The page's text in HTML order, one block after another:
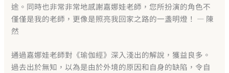
途。同時也非常非常地感謝嘉娜娃老師，您所扮演的角色不
僅僅是我的老師，更像是照亮我回家之路的一盞明燈！ — 陳
然
通過嘉娜娃老師對《瑜伽經》深入淺出的解說，獲益良多。
過去出於無知，以為是由於外境的原因和自身的缺陷，令自